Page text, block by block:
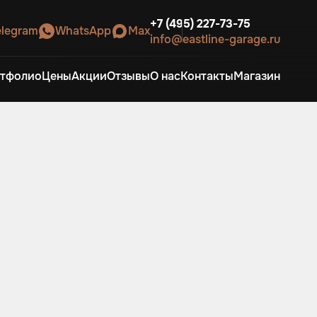
WhatsApp Max+7 (495) 227-73-75
info@eastline-garage.ru
ЦеныАкцииОтзывыО насКонтактыМагазин